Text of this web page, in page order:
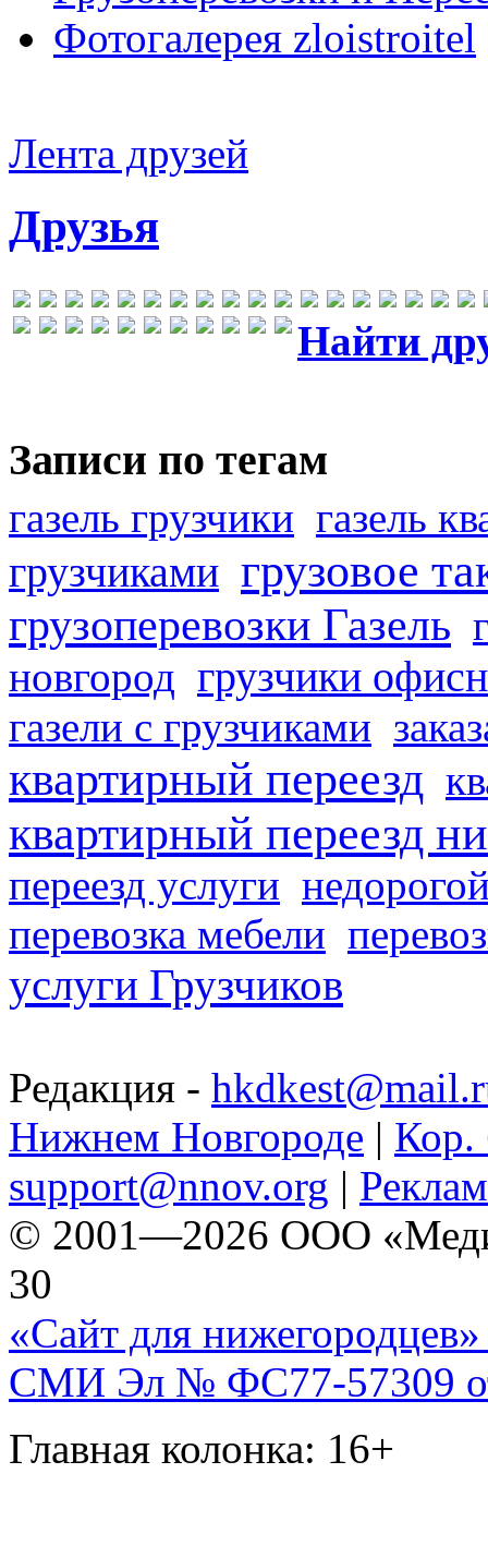
Фотогалерея zloistroitel
Лента друзей
Друзья
Найти
Записи по тегам
газель грузчики газель
грузчиками грузовое
грузоперевозки Газель
новгород грузчики
газели с грузчиками
квартирный переезд
квартирный переезд
переезд услуги
перевозка мебели
услуги Грузчиков
Редакция -
Нижнем Новгороде | Кор.
support@nnov.org |
© 2001—2026 ООО
30
«Сайт для нижегородцев»
СМИ Эл № ФС77-57309
Главная колонка: 16+